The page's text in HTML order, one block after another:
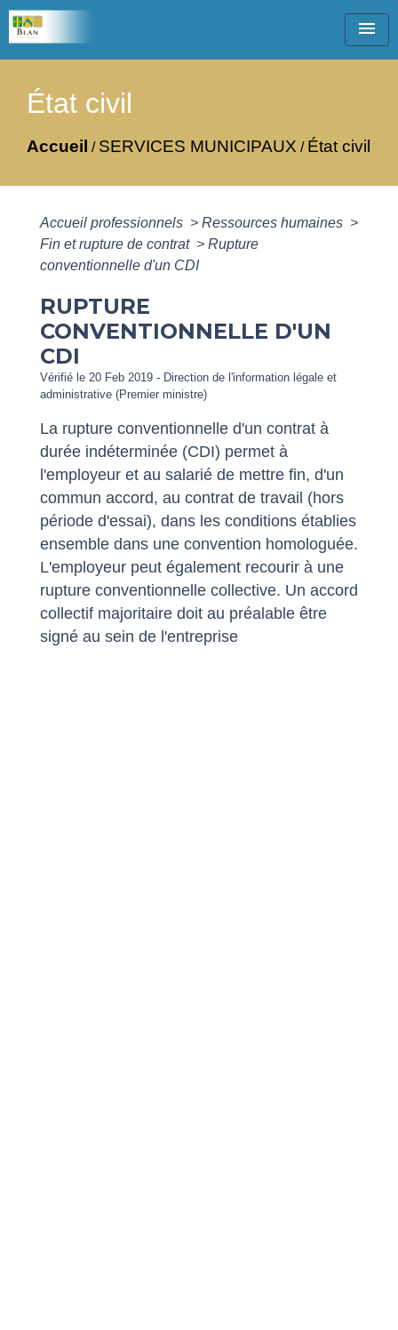
menu
État civil
Accueil / SERVICES MUNICIPAUX / État civil
Accueil professionnels > Ressources humaines >
Fin et rupture de contrat > Rupture
conventionnelle d'un CDI
RUPTURE
CONVENTIONNELLE D'UN
CDI
Vérifié le 20 Feb 2019 - Direction de l'information légale et
administrative (Premier ministre)
La rupture conventionnelle d'un contrat à
durée indéterminée (CDI) permet à
l'employeur et au salarié de mettre fin, d'un
commun accord, au contrat de travail (hors
période d'essai), dans les conditions établies
ensemble dans une convention homologuée.
L'employeur peut également recourir à une
rupture conventionnelle collective. Un accord
collectif majoritaire doit au préalable être
signé au sein de l'entreprise